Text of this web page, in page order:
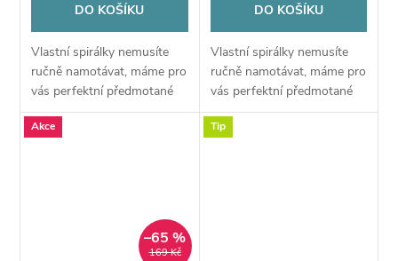
DO KOŠÍKU
Vlastní spirálky nemusíte
ručně namotávat, máme pro
vás perfektní předmotané
spirálky vhodné pro velké
množství atomizérů. Kvalitní
DO KOŠÍKU
Vlastní spirálky nemusíte
ručně namotávat, máme pro
vás perfektní předmotané
spirálky vhodné pro velké
množství atomizérů. Kvalitní
Akce
169 Kč
–65 %
Tip